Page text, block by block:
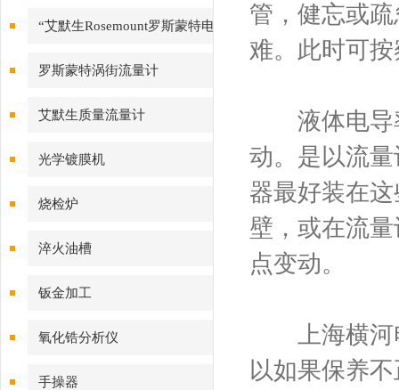
“艾默生Rosemount罗斯蒙特电
磁流量计
罗斯蒙特涡街流量计
艾默生质量流量计
光学镀膜机
烧检炉
淬火油槽
钣金加工
氧化锆分析仪
手操器
管，健忘或
难。此时可
液体电导率
动。是以流
器最好装在
壁，或在流
点变动。
上海横河电
以如果保养